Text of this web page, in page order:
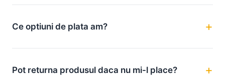
Ce optiuni de plata am?
Pot returna produsul daca nu mi-l place?